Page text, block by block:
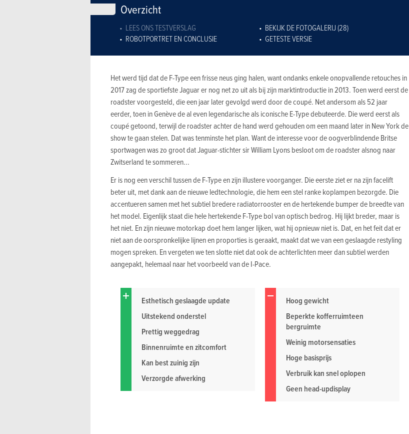
Overzicht
LEES ONS TESTVERSLAG
BEKIJK DE FOTOGALERIJ (28)
ROBOTPORTRET EN CONCLUSIE
GETESTE VERSIE
Het werd tijd dat de F-Type een frisse neus ging halen, want ondanks enkele onopvallende retouches in
2017 zag de sportiefste Jaguar er nog net zo uit als bij zijn marktintroductie in 2013. Toen werd eerst de
roadster voorgesteld, die een jaar later gevolgd werd door de coupé. Net andersom als 52 jaar
eerder, toen in Genève de al even legendarische als iconische E-Type debuteerde. Die werd eerst als
coupé getoond, terwijl de roadster achter de hand werd gehouden om een maand later in New York de
show te gaan stelen. Dat was tenminste het plan. Want de interesse voor de oogverblindende Britse
sportwagen was zo groot dat Jaguar-stichter sir William Lyons besloot om de roadster alsnog naar
Zwitserland te sommeren...
Er is nog een verschil tussen de F-Type en zijn illustere voorganger. Die eerste ziet er na zijn facelift
beter uit, met dank aan de nieuwe ledtechnologie, die hem een stel ranke koplampen bezorgde. Die
accentueren samen met het subtiel bredere radiatorrooster en de hertekende bumper de breedte van
het model. Eigenlijk staat die hele hertekende F-Type bol van optisch bedrog. Hij lijkt breder, maar is
het niet. En zijn nieuwe motorkap doet hem langer lijken, wat hij opnieuw niet is. Dat, en het feit dat er
niet aan de oorspronkelijke lijnen en proporties is geraakt, maakt dat we van een geslaagde restyling
mogen spreken. En vergeten we ten slotte niet dat ook de achterlichten meer dan subtiel werden
aangepakt, helemaal naar het voorbeeld van de I-Pace.
Esthetisch geslaagde update
Uitstekend onderstel
Prettig weggedrag
Binnenruimte en zitcomfort
Kan best zuinig zijn
Verzorgde afwerking
Hoog gewicht
Beperkte kofferruimteen
bergruimte
Weinig motorsensaties
Hoge basisprijs
Verbruik kan snel oplopen
Geen head-updisplay